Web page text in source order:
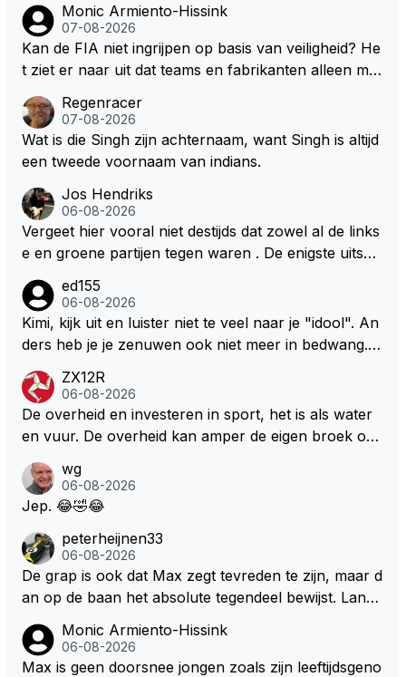
deel. Oh ja, welke? Het enige dat concreet is, is de m
edewerking van Pirelli. In mijn ogen wordt het daard
oor lastig om de juiste context te bepalen. Maar welli
Monic Armiento-Hissink
07-08-2026
Kan de FIA niet ingrijpen op basis van veiligheid? He
t ziet er naar uit dat teams en fabrikanten alleen ma
hun coureurs op de laatste plaats komt. Eigenlijk he
bben coureurs maar weinig te vertellen over hun ve
iligheid, er wordt toch niet naar ze geluisterd.
Regenracer
07-08-2026
Wat is die Singh zijn achternaam, want Singh is altijd
een tweede voornaam van indians.
Jos Hendriks
06-08-2026
Vergeet hier vooral niet destijds dat zowel al de links
e en groene partijen tegen waren . De enigste uitspr
over dan kunnen ze hun eigen uitlaat gassen inade
men maar niet wetende was dat de F1 motor schone
r is dan een normale auto. Dus denk echt niet dat de
ters zullen steunen laat staan om een euro in het cir
cuit Zandvoort te steken
ed155
06-08-2026
Kimi, kijk uit en luister niet te veel naar je "idool". An
ders heb je je zenuwen ook niet meer in bedwang. Zi
Marquez/Jos ? Veel gezelliger
ZX12R
06-08-2026
De overheid en investeren in sport, het is als water
en vuur. De overheid kan amper de eigen broek oph
s. Je kunt de Staat het best vergelijken met de sherif
f van Nottinghem (Robin Hood) welk achter de bom
m/haar van zijn laatste zuurverdiende stuiver te ber
oven. De Staat heeft nooit ooit maar een stuiver in Z
andvoort willen investeren en dat zal ook nooit gebe
uren. Afdragen van BTW gelden en vergunningen bi
j dergelijke sportievefestiviteiten MOET je dan weer
wel afstaan, de parasiet.
wg
06-08-2026
Jep. 😂🤣😂
peterheijnen33
06-08-2026
De grap is ook dat Max zegt tevreden te zijn, maar d
an op de baan het absolute tegendeel bewijst. Lando
dan eigenlijk niet echt zien. ;)
Monic Armiento-Hissink
06-08-2026
Max is geen doorsnee jongen zoals zijn leeftijdsgeno